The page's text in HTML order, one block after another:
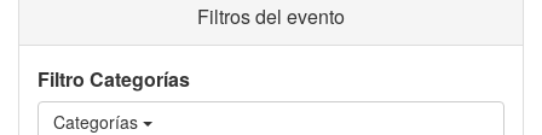
Filtros del evento
Filtro Categorías
Categorías